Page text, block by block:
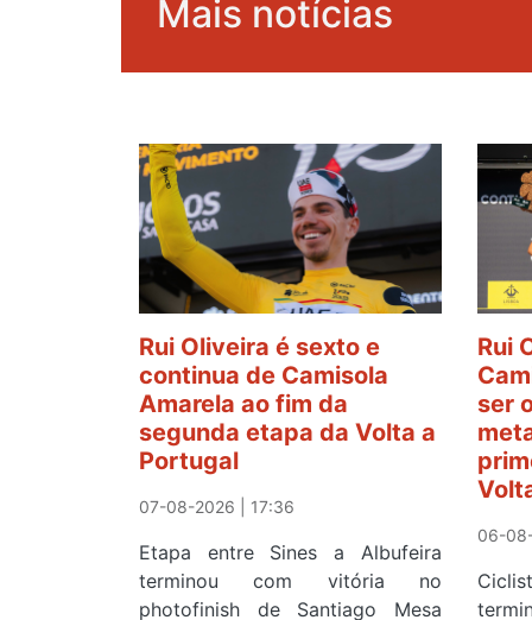
Mais notícias
Rui Oliveira é sexto e
continua de Camisola
Amarela ao fim da
segunda etapa da Volta a
Portugal
07-08-2026 | 17:36
Etapa entre Sines a Albufeira
terminou com vitória no
photofinish de Santiago Mesa
Rui
ser
06-